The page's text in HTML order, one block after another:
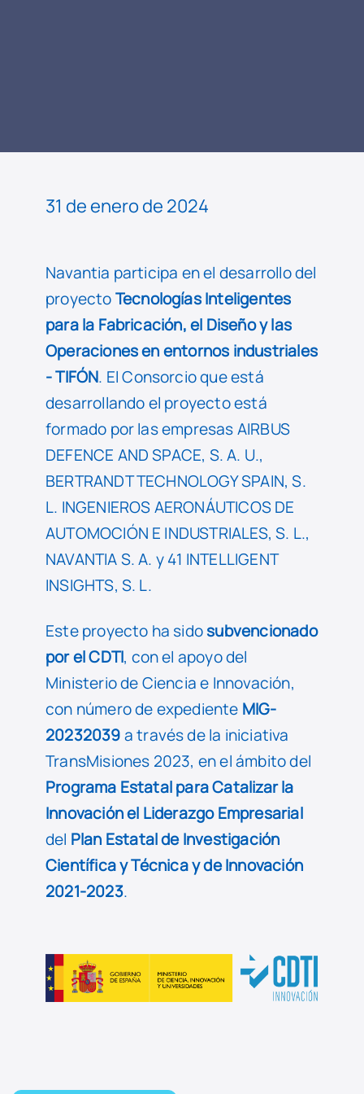
31 de enero de 2024
Navantia participa en el desarrollo del
proyectoTecnologías Inteligentes
para la Fabricación, el Diseño y las
Operaciones en entornos industriales
- TIFÓN. El Consorcio que está
desarrollando el proyecto está
formado por las empresas AIRBUS
DEFENCE AND SPACE, S. A. U.,
BERTRANDT TECHNOLOGY SPAIN, S.
L. INGENIEROS AERONÁUTICOS DE
AUTOMOCIÓN E INDUSTRIALES, S. L.,
NAVANTIA S. A. y 41 INTELLIGENT
INSIGHTS, S. L.
Este proyecto ha sidosubvencionado
por el CDTI, con el apoyo del
Ministerio de Ciencia e Innovación,
con número de expediente MIG-
20232039a través de la iniciativa
TransMisiones 2023, en el ámbito del
Programa Estatal para Catalizar la
Innovación el Liderazgo Empresarial
del Plan Estatal de Investigación
Científica y Técnica y de Innovación
2021-2023.